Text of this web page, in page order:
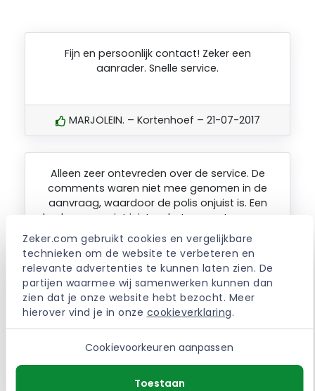
Zeker.com gebruikt cookies en vergelijkbare
technieken om de website te verbeteren en
relevante advertenties te kunnen laten zien. De
partijen waarmee wij samenwerken kunnen dan
zien dat je onze website hebt bezocht. Meer
hierover vind je in onze cookieverklaring.
Cookievoorkeuren aanpassen
Toestaan
Fijn en persoonlijk contact! Zeker een
aanrader. Snelle service.
MARJOLEIN. – Kortenhoef – 21-07-2017
Alleen zeer ontevreden over de service. De
comments waren niet mee genomen in de
aanvraag, waardoor de polis onjuist is. Een
bedrag was niet juist en het percentage was
niet juist.
LINDA. – Amsterdam – 17-07-2017
voor mijn hypotheek. Ik kreeg meteen de
benodigde formulieren in mijn mail en heb ze
direct retour gestuurd. Ik had een paar uur